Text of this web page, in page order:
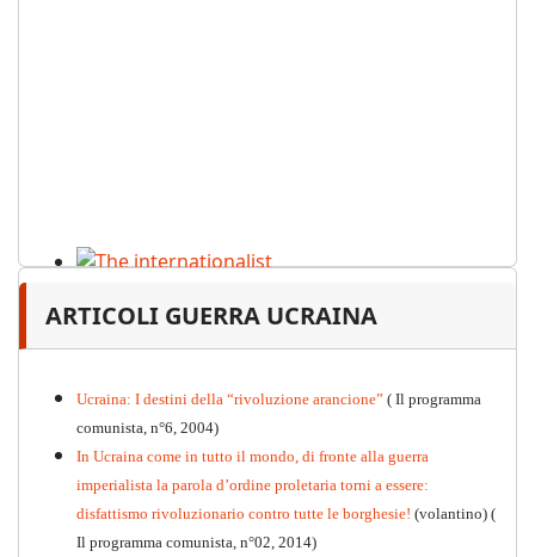
PDF n.12, 2026
ARTICOLI GUERRA UCRAINA
Ucraina: I destini della “rivoluzione arancione” ( Il programma
comunista, n°6, 2004)
In Ucraina come in tutto il mondo, di fronte alla guerra
imperialista la parola d’ordine proletaria torni a essere:
disfattismo rivoluzionario contro tutte le borghesie! (volantino) (
Il programma comunista, n°02, 2014)